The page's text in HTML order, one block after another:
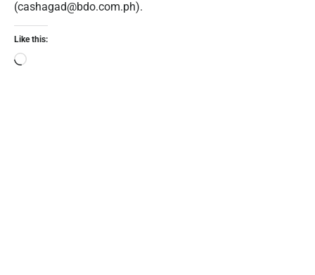
(cashagad@bdo.com.ph).
Like this: